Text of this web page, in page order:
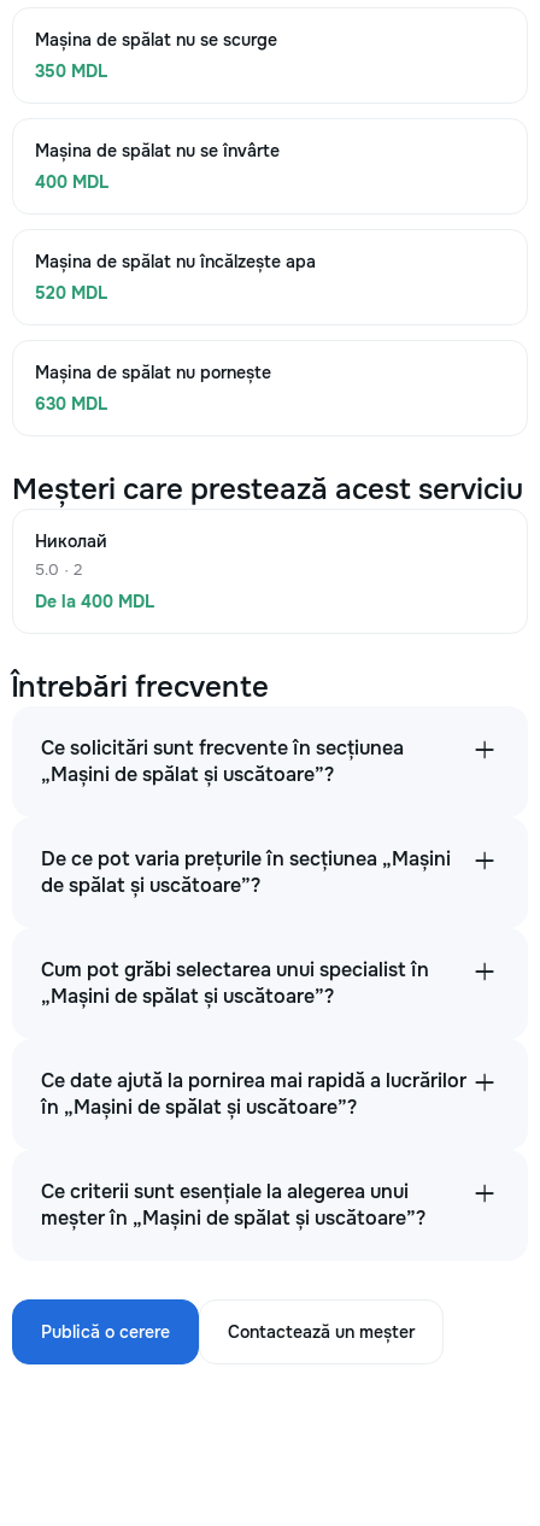
Mașina de spălat nu se scurge
350 MDL
Mașina de spălat nu se învârte
400 MDL
Mașina de spălat nu încălzește apa
520 MDL
Mașina de spălat nu pornește
630 MDL
Meșteri care prestează acest serviciu
Николай
5.0 · 2
De la 400 MDL
Întrebări frecvente
Ce solicitări sunt frecvente în secțiunea
„Mașini de spălat și uscătoare”?
De ce pot varia prețurile în secțiunea „Mașini
de spălat și uscătoare”?
Cum pot grăbi selectarea unui specialist în
„Mașini de spălat și uscătoare”?
Ce date ajută la pornirea mai rapidă a lucrărilor
în „Mașini de spălat și uscătoare”?
Ce criterii sunt esențiale la alegerea unui
meșter în „Mașini de spălat și uscătoare”?
Publică o cerere Contactează un meșter